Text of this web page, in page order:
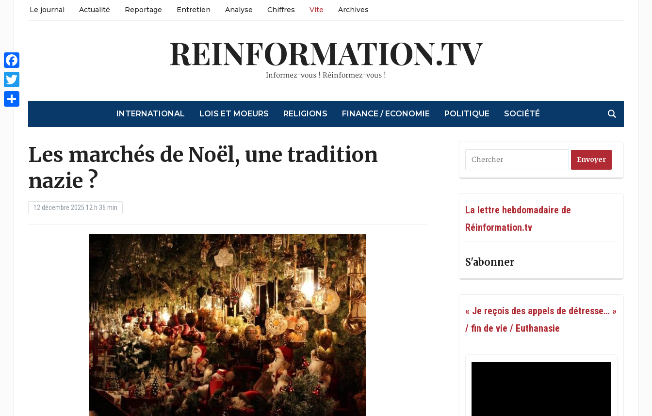
Le journal Actualité Reportage Entretien Analyse Chiffres Vite Archives
REINFORMATION.TV
Informez-vous ! Réinformez-vous !
INTERNATIONAL LOIS ET MOEURS RELIGIONS FINANCE / ECONOMIE POLITIQUE SOCIÉTÉ
Les marchés de Noël, une tradition
nazie ?
12 décembre 2025 12 h 36 min
La lettre hebdomadaire de
Réinformation.tv
S'abonner
« Je reçois des appels de détresse… »
/ fin de vie / Euthanasie
Facebook
Twitter